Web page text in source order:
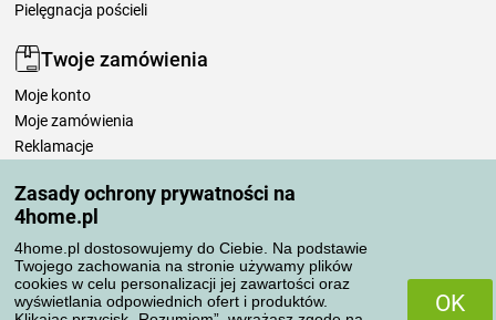
Zasady ochrony prywatności na
4home.pl
4home.pl dostosowujemy do Ciebie. Na podstawie
Twojego zachowania na stronie używamy plików
cookies w celu personalizacji jej zawartości oraz
wyświetlania odpowiednich ofert i produktów.
OK
Pielęgnacja pościeli
Twoje zamówienia
Moje konto
Moje zamówienia
Reklamacje
Zasady przetwarzania recenzji
Sposoby transportu